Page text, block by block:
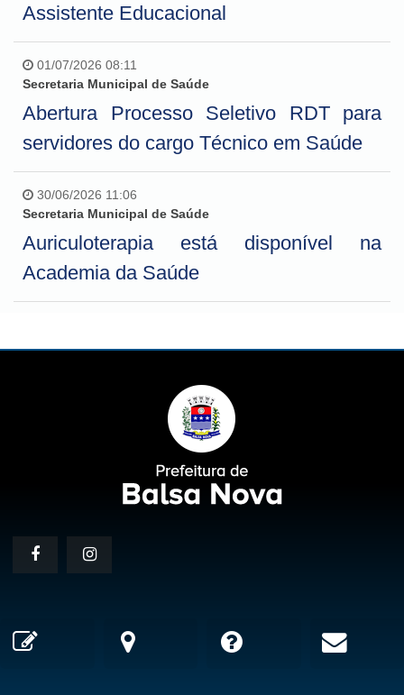
Assistente Educacional
01/07/2026 08:11
Secretaria Municipal de Saúde
Abertura Processo Seletivo RDT para
servidores do cargo Técnico em Saúde
30/06/2026 11:06
Secretaria Municipal de Saúde
Auriculoterapia está disponível na
Academia da Saúde